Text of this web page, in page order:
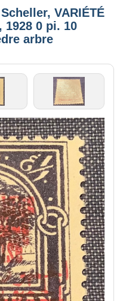
VARIÉTÉ
1928 0 pi. 10
arbre